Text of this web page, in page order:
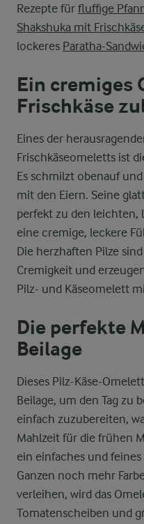
Rezepte für fluffige
Shakshuka mit
lockeres Paratha-
Ein cremiges
Frischkäse
Eines der
Frischkäseomeletts ist
Es schmilzt obenauf
mit den Eiern. Seine
perfekt zu den leichten,
eine cremige, leckere
Die herzhaften Pilze
Cremigkeit und
Pilz- und Käseomelett
Die perfekte
Beilage
Dieses Pilz-Käse-
Beilage, um den Tag zu
einfach zuzubereiten,
Mahlzeit für die frühen
ein einfaches und
Ganzen noch mehr
verleihen, wird das
Tomatenscheiben und